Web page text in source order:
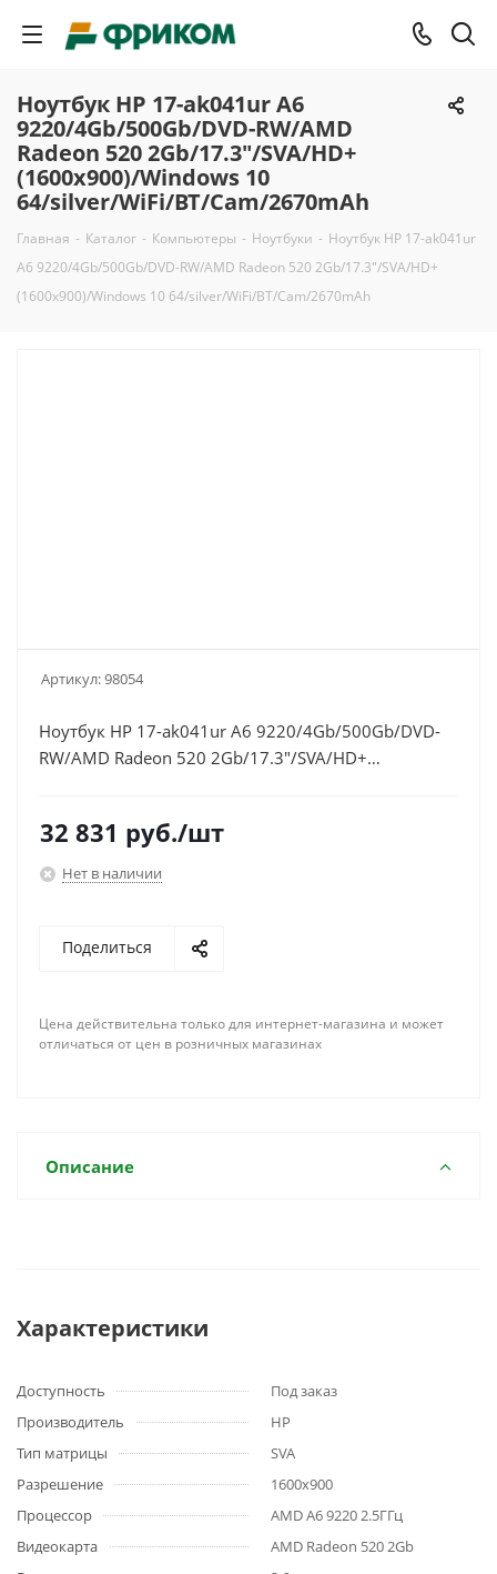
Ноутбук HP 17-ak041ur A6
9220/4Gb/500Gb/DVD-RW/AMD
Radeon 520 2Gb/17.3"/SVA/HD+
(1600x900)/Windows 10
64/silver/WiFi/BT/Cam/2670mAh
Главная - Каталог - Компьютеры - Ноутбуки - Ноутбук HP 17-ak041ur
A6 9220/4Gb/500Gb/DVD-RW/AMD Radeon 520 2Gb/17.3"/SVA/HD+
(1600x900)/Windows 10 64/silver/WiFi/BT/Cam/2670mAh
Артикул:98054
Ноутбук HP 17-ak041ur A6 9220/4Gb/500Gb/DVD-
RW/AMD Radeon 520 2Gb/17.3"/SVA/HD+
32 831 руб./шт
Нет в наличии
Поделиться
Цена действительна только для интернет-магазина и может
отличаться от цен в розничных магазинах
Описание
Характеристики
Доступность
Под заказ
Производитель
HP
Тип матрицы
SVA
Разрешение
1600x900
Процессор
AMD A6 9220 2.5ГГц
Видеокарта
AMD Radeon 520 2Gb